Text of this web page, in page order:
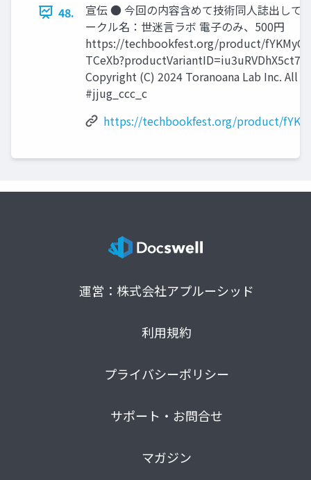
48.
宣伝 ● 今回の内容含めて技術同人誌出して
ークル名：世迷言ラボ 電子のみ、500円
https://techbookfest.org/product/
Copyright (C) 2024 Toranoana Lab Inc. All
#jjug_ccc_c
https://techbookfest.org/product/
運営：株式会社アプルーシッド
利用規約
プライバシーポリシー
サポート・お問合せ
マガジン